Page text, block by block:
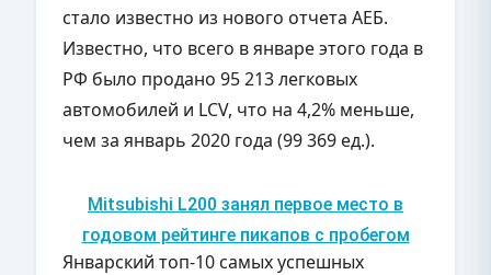
стало известно из нового отчета АЕБ.
Известно, что всего в январе этого года в
РФ было продано 95 213 легковых
автомобилей и LCV, что на 4,2% меньше,
чем за январь 2020 года (99 369 ед.).
Mitsubishi L200 занял первое место в
годовом рейтинге пикапов с пробегом
Январский топ-10 самых успешных